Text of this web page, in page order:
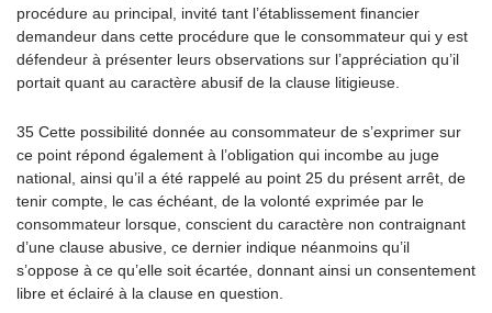
procédure au principal, invité tant l’établissement financier
demandeur dans cette procédure que le consommateur qui y est
défendeur à présenter leurs observations sur l’appréciation qu’il
portait quant au caractère abusif de la clause litigieuse.
35 Cette possibilité donnée au consommateur de s’exprimer sur
ce point répond également à l’obligation qui incombe au juge
national, ainsi qu’il a été rappelé au point 25 du présent arrêt, de
tenir compte, le cas échéant, de la volonté exprimée par le
consommateur lorsque, conscient du caractère non contraignant
d’une clause abusive, ce dernier indique néanmoins qu’il
s’oppose à ce qu’elle soit écartée, donnant ainsi un consentement
libre et éclairé à la clause en question.